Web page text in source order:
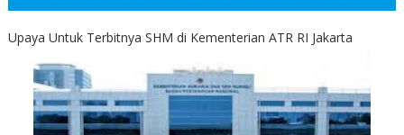
Upaya Untuk Terbitnya SHM di Kementerian ATR RI Jakarta